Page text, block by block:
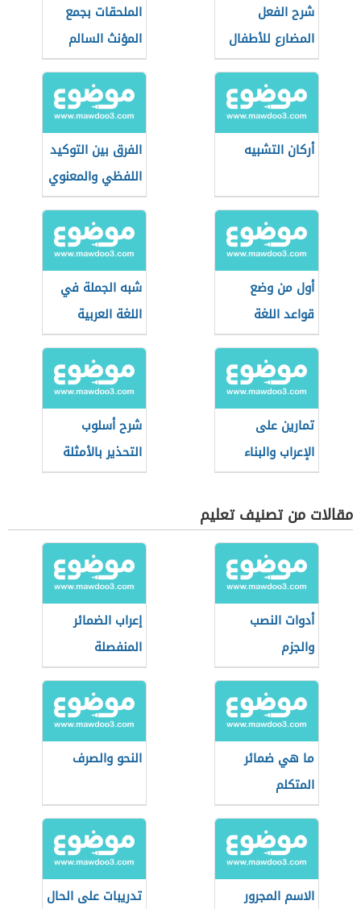
شرح الفعل
المضارع للأطفال
الملحقات بجمع
المؤنث السالم
أركان التشبيه
الفرق بين التوكيد
اللفظي والمعنوي
أول من وضع
قواعد اللغة
العربية
شبه الجملة في
اللغة العربية
تمارين على
الإعراب والبناء
شرح أسلوب
التحذير بالأمثلة
مقالات من تصنيف تعليم
أدوات النصب
والجزم
إعراب الضمائر
المنفصلة
ما هي ضمائر
المتكلم
النحو والصرف
الاسم المجرور تدريبات على الحال